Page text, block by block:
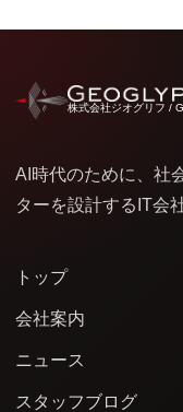
株式会社ジオグリフ /
AI時代のために、社
ターを設計するIT会社
トップ
会社案内
ニュース
スタッフブログ